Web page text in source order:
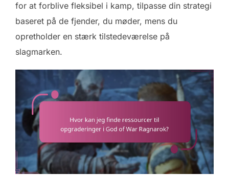
for at forblive fleksibel i kamp, tilpasse din strategi
baseret på de fjender, du møder, mens du
opretholder en stærk tilstedeværelse på
slagmarken.